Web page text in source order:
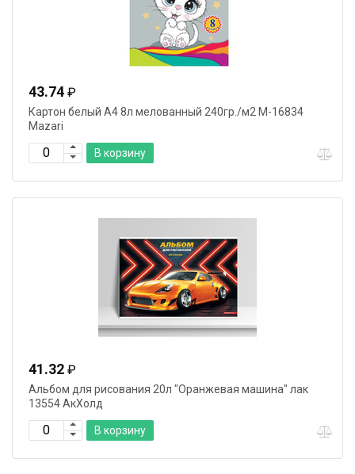
43.74 ₽
Картон белый А4 8л мелованный 240гр./м2 M-16834
Mazari
В корзину
41.32 ₽
Альбом для рисования 20л "Оранжевая машина" лак
13554 АкХолд
В корзину